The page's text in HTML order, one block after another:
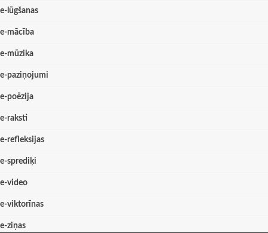
e-lūgšanas
e-mācība
e-mūzika
e-paziņojumi
e-poēzija
e-raksti
e-refleksijas
e-sprediķi
e-video
e-viktorīnas
e-ziņas